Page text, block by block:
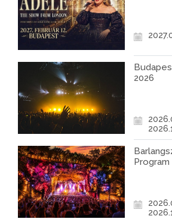
2026
Program